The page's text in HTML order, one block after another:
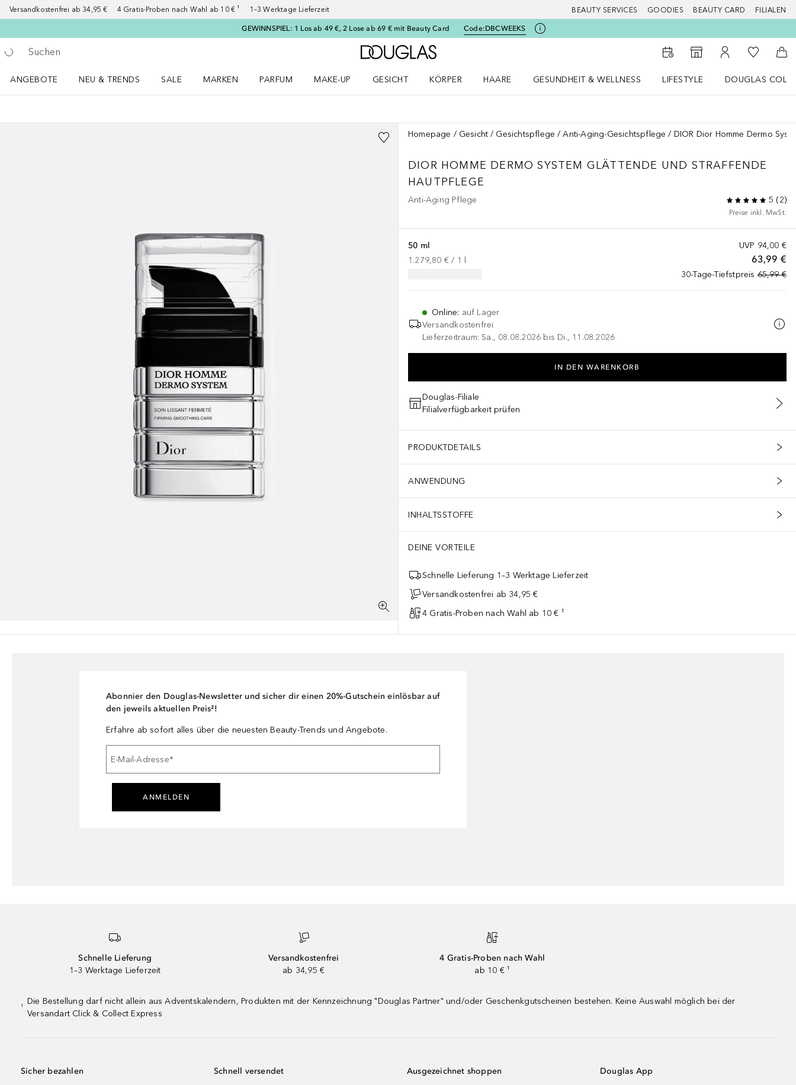
Versandkostenfrei ab 34,95 € 4 Gratis-Proben nach Wahl ab 10 € ¹ 1–3 Werktage Lieferzeit BEAUTY SERVICES GOODIES BEAUTY CARD FILIALEN
GEWINNSPIEL: 1 Los ab 49 €, 2 Lose ab 69 € mit Beauty Card Code:DBCWEEKS
Gehe zurück
Suche ausführen
Zur Douglas Startseite
Zum Storefinder
Zu Meinem
Zu Meiner
ANGEBOTE
NEU & TRENDS
SALE
MARKEN
PARFUM
MAKE-UP
GESICHT
KÖRPER
HAARE
GESUNDHEIT & WELLNESS
LIFESTYLE
DOUGLAS
Homepage Gesicht Gesichtspflege Anti-Aging-Gesichtspflege DIOR Dior Homme Dermo
DIOR HOMME DERMO SYSTEM GLÄTTENDE UND STRAFFENDE
HAUTPFLEGE
Anti-Aging Pflege 5 (2)
Preise inkl. MwSt.
UVP 94,00 €
63,99 €
30-Tage-Tiefstpreis 65,99 €
50 ml
1.279,80 € / 1
Online: auf Lager
Versandkostenfrei
Lieferzeitraum: Sa., 08.08.2026 bis Di., 11.08.2026
IN DEN WARENKORB
Douglas-Filiale
Filialverfügbarkeit prüfen
PRODUKTDETAILS
ANWENDUNG
INHALTSSTOFFE
DEINE VORTEILE
Schnelle Lieferung 1–3 Werktage Lieferzeit
Versandkostenfrei ab 34,95 €
4 Gratis-Proben nach Wahl ab 10 € ¹
Abonnier den Douglas-Newsletter und sicher dir einen 20%-Gutschein einlösbar auf
den jeweils aktuellen Preis²!
Erfahre ab sofort alles über die neuesten Beauty-Trends und Angebote.
E-Mail-Adresse*
ANMELDEN
Schnelle Lieferung
1–3 Werktage Lieferzeit
Versandkostenfrei
ab 34,95 €
4 Gratis-Proben nach Wahl
ab 10 € ¹
¹
Die Bestellung darf nicht allein aus Adventskalendern, Produkten mit der Kennzeichnung "Douglas Partner" und/oder Geschenkgutscheinen bestehen. Keine Auswahl möglich bei der
Versandart Click & Collect Express
Sicher bezahlen Schnell versendet Ausgezeichnet shoppen Douglas App